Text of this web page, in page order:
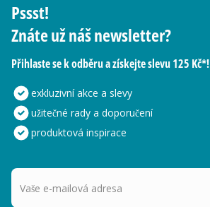
Pssst!
Znáte už náš newsletter?
Přihlaste se k odběru a získejte slevu 125 Kč*!
exkluzivní akce a slevy
užitečné rady a doporučení
produktová inspirace
Vaše e-mailová adresa